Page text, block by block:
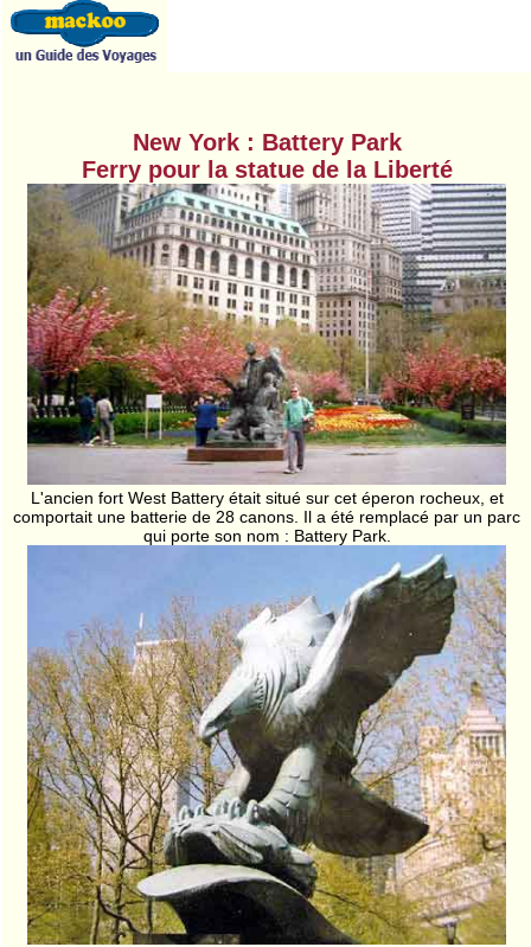
New York : Battery Park
Ferry pour la statue de la Liberté
L'ancien fort West Battery était situé sur cet éperon rocheux, et
comportait une batterie de 28 canons. Il a été remplacé par un parc
qui porte son nom : Battery Park.